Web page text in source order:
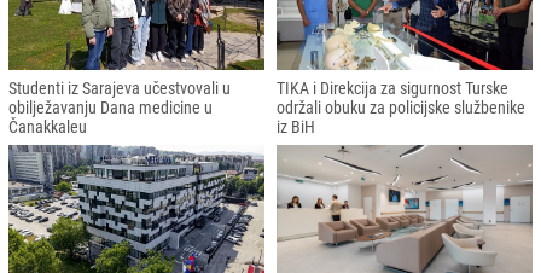
Studenti iz Sarajeva učestvovali u
obilježavanju Dana medicine u
Čanakkaleu
TIKA i Direkcija za sigurnost Turske
održali obuku za policijske službenike
iz BiH